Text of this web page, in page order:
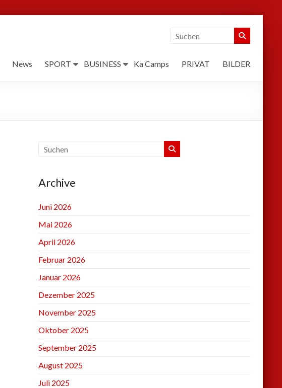
News SPORT BUSINESS Ka Camps PRIVAT BILDER
Archive
Juni 2026
Mai 2026
April 2026
Februar 2026
Januar 2026
Dezember 2025
November 2025
Oktober 2025
September 2025
August 2025
Juli 2025